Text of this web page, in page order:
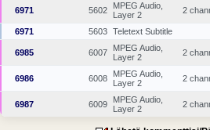
6971 5602
MPEG Audio,
Layer 2
2
6971 5603 Teletext Subtitle
6985 6007
MPEG Audio,
Layer 2
2
6986 6008
MPEG Audio,
Layer 2
2
6987 6009
MPEG Audio,
Layer 2
2